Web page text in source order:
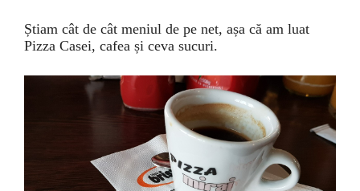
Știam cât de cât meniul de pe net, așa că am luat
Pizza Casei, cafea și ceva sucuri.